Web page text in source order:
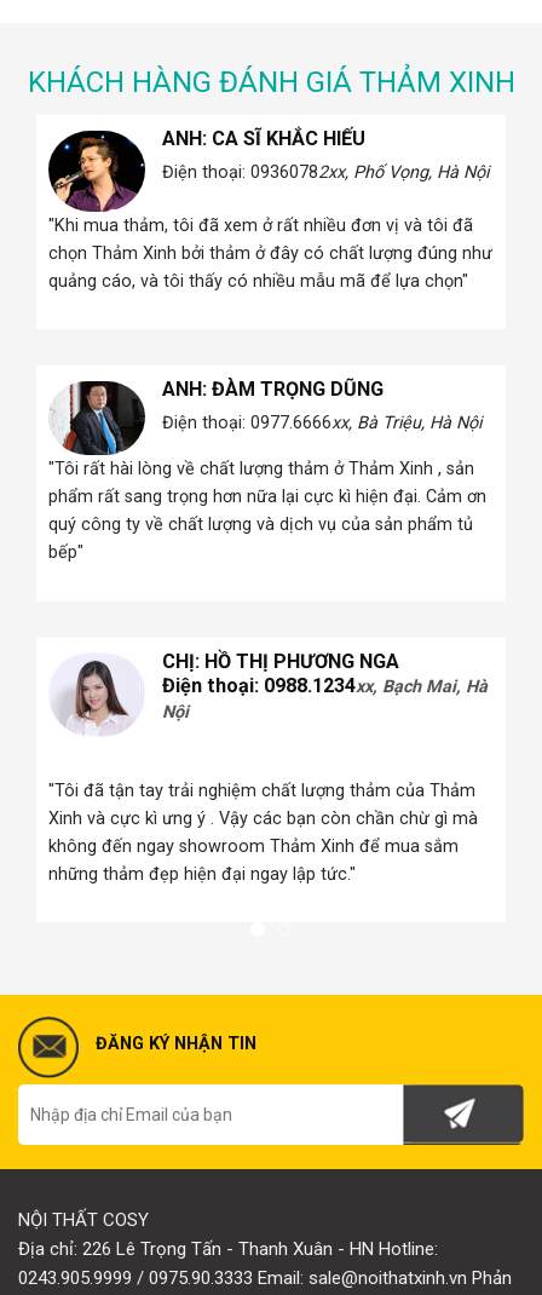
KHÁCH HÀNG ĐÁNH GIÁ THẢM XINH
ANH: CA SĨ KHẮC HIẾU
Điện thoại: 09360782xx, Phố Vọng, Hà Nội
"Khi mua thảm, tôi đã xem ở rất nhiều đơn vị và tôi đã
chọn Thảm Xinh bởi thảm ở đây có chất lượng đúng như
quảng cáo, và tôi thấy có nhiều mẫu mã để lựa chọn"
ANH: ĐÀM TRỌNG DŨNG
Điện thoại: 0977.6666xx, Bà Triệu, Hà Nội
"Tôi rất hài lòng về chất lượng thảm ở Thảm Xinh , sản
phẩm rất sang trọng hơn nữa lại cực kì hiện đại. Cảm ơn
quý công ty về chất lượng và dịch vụ của sản phẩm tủ
bếp"
CHỊ: HỒ THỊ PHƯƠNG NGA
Điện thoại: 0988.1234xx, Bạch Mai, Hà
Nội
"Tôi đã tận tay trải nghiệm chất lượng thảm của Thảm
Xinh và cực kì ưng ý . Vậy các bạn còn chần chừ gì mà
không đến ngay showroom Thảm Xinh để mua sắm
những thảm đẹp hiện đại ngay lập tức."
ĐĂNG KÝ NHẬN TIN
NỘI THẤT COSY
Địa chỉ: 226 Lê Trọng Tấn - Thanh Xuân - HN Hotline:
0243.905.9999 / 0975.90.3333 Email: sale@noithatxinh.vn Phản